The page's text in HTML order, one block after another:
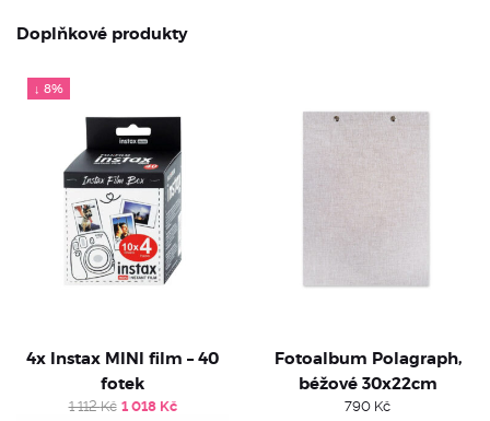
Doplňkové produkty
↓ 8%
4x Instax MINI film – 40
fotek
1 112Kč Original
1 018 KčCurrent
Fotoalbum Polagraph,
béžové 30x22cm
790 Kč